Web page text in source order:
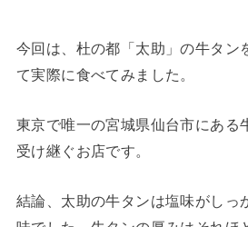
今回は、杜の都「太助」の牛タン
て実際に食べてみました。
東京で唯一の宮城県仙台市にある
受け継ぐお店です。
結論、太助の牛タンは塩味がしっ